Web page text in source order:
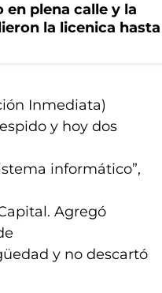
plena calle y la
la licenica hasta
Inmediata)
y hoy dos
informático”,
Agregó
y no descartó